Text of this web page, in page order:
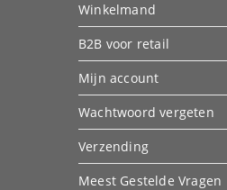
Winkelmand
B2B voor retail
Mijn account
Wachtwoord vergeten
Verzending
Meest Gestelde Vragen